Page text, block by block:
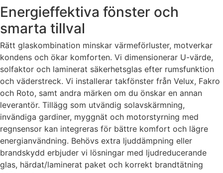
Energieffektiva fönster och
smarta tillval
Rätt glaskombination minskar värmeförluster, motverkar
kondens och ökar komforten. Vi dimensionerar U-värde,
solfaktor och laminerat säkerhetsglas efter rumsfunktion
och väderstreck. Vi installerar takfönster från Velux, Fakro
och Roto, samt andra märken om du önskar en annan
leverantör. Tillägg som utvändig solavskärmning,
invändiga gardiner, myggnät och motorstyrning med
regnsensor kan integreras för bättre komfort och lägre
energianvändning. Behövs extra ljuddämpning eller
brandskydd erbjuder vi lösningar med ljudreducerande
glas, härdat/laminerat paket och korrekt brandtätning